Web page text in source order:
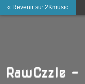
« Revenir sur 2Kmusic
RawCzzle -